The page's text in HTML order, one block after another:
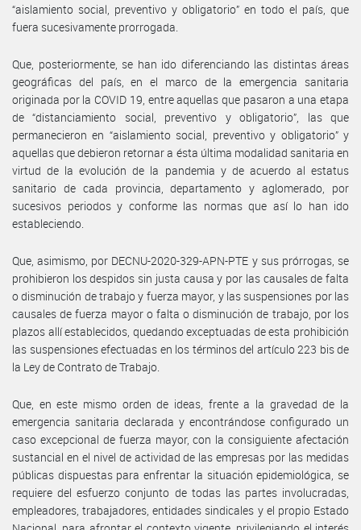
“aislamiento social, preventivo y obligatorio” en todo el país, que
fuera sucesivamente prorrogada.
Que, posteriormente, se han ido diferenciando las distintas áreas
geográficas del país, en el marco de la emergencia sanitaria
originada por la COVID 19, entre aquellas que pasaron a una etapa
de “distanciamiento social, preventivo y obligatorio”, las que
permanecieron en “aislamiento social, preventivo y obligatorio” y
aquellas que debieron retornar a ésta última modalidad sanitaria en
virtud de la evolución de la pandemia y de acuerdo al estatus
sanitario de cada provincia, departamento y aglomerado, por
sucesivos periodos y conforme las normas que así lo han ido
estableciendo.
Que, asimismo, por DECNU-2020-329-APN-PTE y sus prórrogas, se
prohibieron los despidos sin justa causa y por las causales de falta
o disminución de trabajo y fuerza mayor, y las suspensiones por las
causales de fuerza mayor o falta o disminución de trabajo, por los
plazos allí establecidos, quedando exceptuadas de esta prohibición
las suspensiones efectuadas en los términos del artículo 223 bis de
la Ley de Contrato de Trabajo.
Que, en este mismo orden de ideas, frente a la gravedad de la
emergencia sanitaria declarada y encontrándose configurado un
caso excepcional de fuerza mayor, con la consiguiente afectación
sustancial en el nivel de actividad de las empresas por las medidas
públicas dispuestas para enfrentar la situación epidemiológica, se
requiere del esfuerzo conjunto de todas las partes involucradas,
empleadores, trabajadores, entidades sindicales y el propio Estado